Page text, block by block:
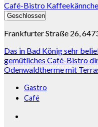
Café-Bistro
Geschlossen
Frankfurter Straße 26,
Das in Bad König sehr
gemütliches Café-Bistro
Odenwaldtherme mit
Gastro
Café